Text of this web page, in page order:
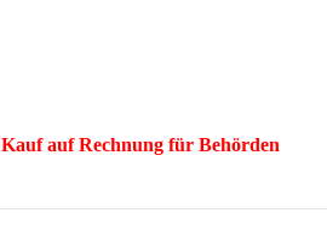
Kauf auf Rechnung für Behörden